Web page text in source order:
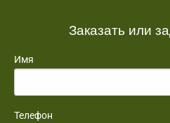
Заказать или
Имя
Телефон